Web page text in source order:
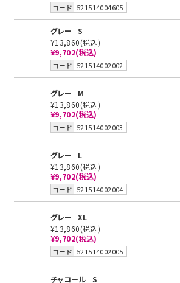
コード 521514004605
グレー
S
¥13,860(税込)
¥9,702(税込)
コード 521514002002
グレー
M
¥13,860(税込)
¥9,702(税込)
コード 521514002003
グレー
L
¥13,860(税込)
¥9,702(税込)
コード 521514002004
グレー
XL
¥13,860(税込)
¥9,702(税込)
コード 521514002005
チャコール S